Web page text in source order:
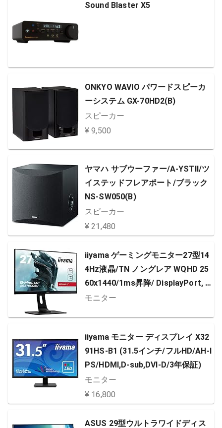
Sound Blaster X5
ONKYO WAVIO パワードスピーカ
ーシステム GX-70HD2(B)
スピーカー
¥ 9,500
ヤマハ サブウーファー/A-YSTII/ツ
イステッドフレアポート/ブラック
NS-SW050(B)
スピーカー
¥ 21,480
iiyama ゲーミングモニター27型14
4Hz液晶/TN ノングレア WQHD 25
60x1440/1ms昇降/ DisplayPort, H
DMI, DVI-D/3年保証 GB2760QSU-
モニター
iiyama モニター ディスプレイ X32
91HS-B1 (31.5インチ/フルHD/AH-I
PS/HDMI,D-sub,DVI-D/3年保証)
モニター
¥ 16,800
ASUS 29型ウルトラワイドディス